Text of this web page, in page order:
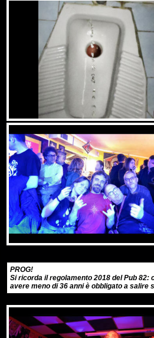
PROG!
Si ricorda il regolamento 2018 del Pub 82:
avere meno di 36 anni è obbligato a salire